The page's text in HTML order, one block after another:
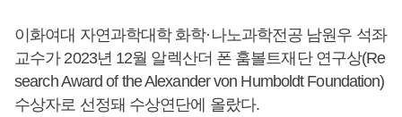
이화여대 자연과학대학 화학·나노과학전공 남원우 석좌
교수가 2023년 12월 알렉산더 폰 훔볼트재단 연구상(Re
search Award of the Alexander von Humboldt Foundation)
수상자로 선정돼 수상연단에 올랐다.